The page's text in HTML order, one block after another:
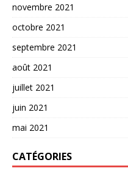
novembre 2021
octobre 2021
septembre 2021
août 2021
juillet 2021
juin 2021
mai 2021
CATÉGORIES